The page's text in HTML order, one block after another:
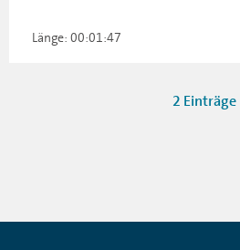
Länge: 00:01:47
2 Einträge